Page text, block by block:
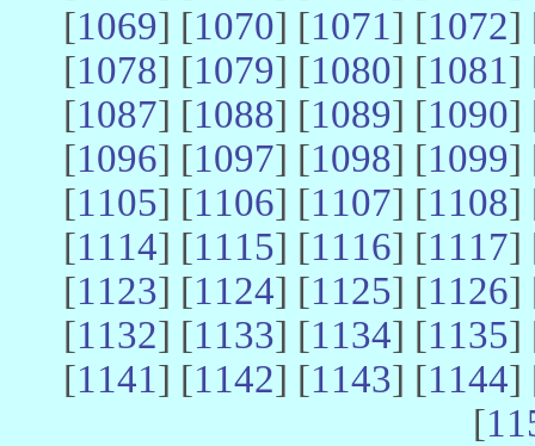
[1069] [1070] [1071] [1072]
[1078] [1079] [1080] [1081]
[1087] [1088] [1089] [1090]
[1096] [1097] [1098] [1099]
[1105] [1106] [1107] [1108]
[1114] [1115] [1116] [1117]
[1123] [1124] [1125] [1126]
[1132] [1133] [1134] [1135]
[1141] [1142] [1143] [1144]
[